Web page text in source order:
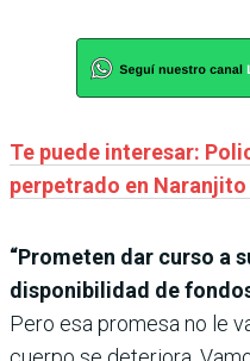
Te puede interesar:
perpetrado en
“Prometen dar curso a
disponibilidad de
Pero esa promesa no le